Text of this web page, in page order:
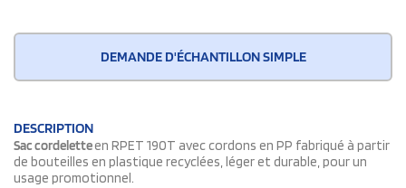
DEMANDE D'ÉCHANTILLON SIMPLE
DESCRIPTION
Sac cordeletteen RPET 190T avec cordons en PP fabriqué à partir
de bouteilles en plastique recyclées, léger et durable, pour un
usage promotionnel.